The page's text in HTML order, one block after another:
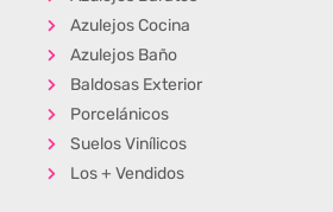
Azulejos Cocina
Azulejos Baño
Baldosas Exterior
Porcelánicos
Suelos Vinílicos
Los + Vendidos